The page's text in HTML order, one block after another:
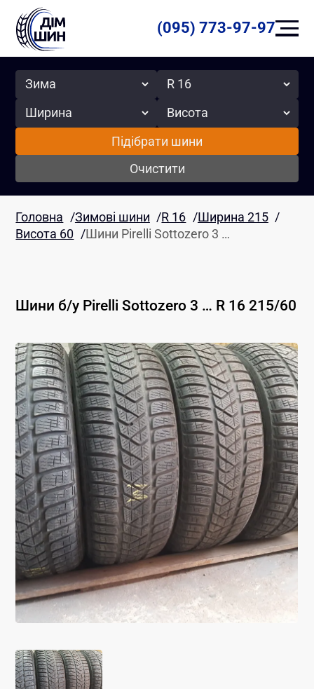
(095) 773-97-97
Сезон Радіус
Ширина Висота
Підібрати шини
Очистити
Головна /Зимові шини /R 16 /Ширина 215 /
Висота 60 /Шини Pirelli Sottozero 3 …
Шини б/у Pirelli Sottozero 3 … R 16 215/60